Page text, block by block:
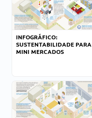
INFOGRÁFICO:
SUSTENTABILIDADE PARA
MINI MERCADOS